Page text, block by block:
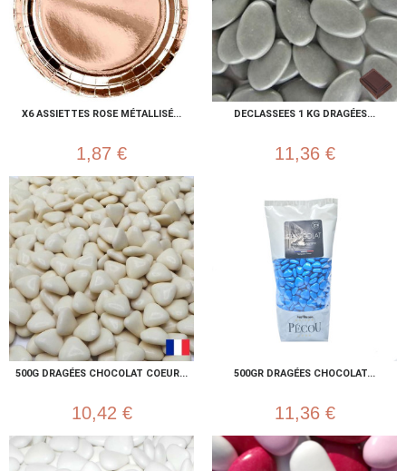
X6 ASSIETTES ROSE MÉTALLISÉ...
1,87 €
DECLASSEES 1 KG DRAGÉES...
11,36 €
500G DRAGÉES CHOCOLAT COEUR...
10,42 €
500GR DRAGÉES CHOCOLAT...
11,36 €